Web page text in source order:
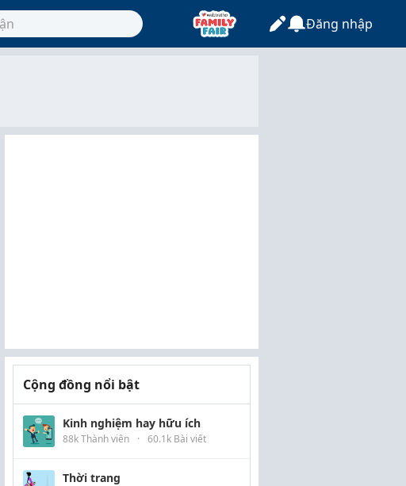
Đăng nhập
Cộng đồng nổi bật
Kinh nghiệm hay hữu ích
88k Thành viên · 60.1k Bài viết
Thời trang